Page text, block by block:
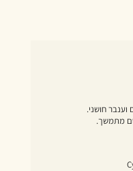
וענבר חושני.
מתמשך.